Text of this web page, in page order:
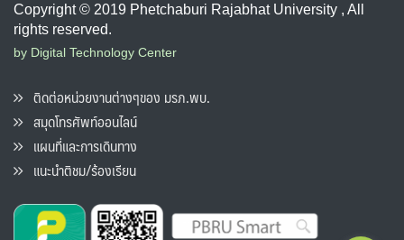
Copyright © 2019 Phetchaburi Rajabhat University , All
rights reserved.
by Digital Technology Center
ติดต่อหน่วยงานต่างๆของ มรภ.พบ.
สมุดโทรศัพท์ออนไลน์
แผนที่และการเดินทาง
แนะนำติชม/ร้องเรียน